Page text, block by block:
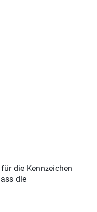
für die Kennzeichen
die